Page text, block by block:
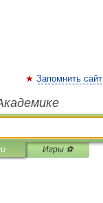
Запомнить сайт
Игры ⚽